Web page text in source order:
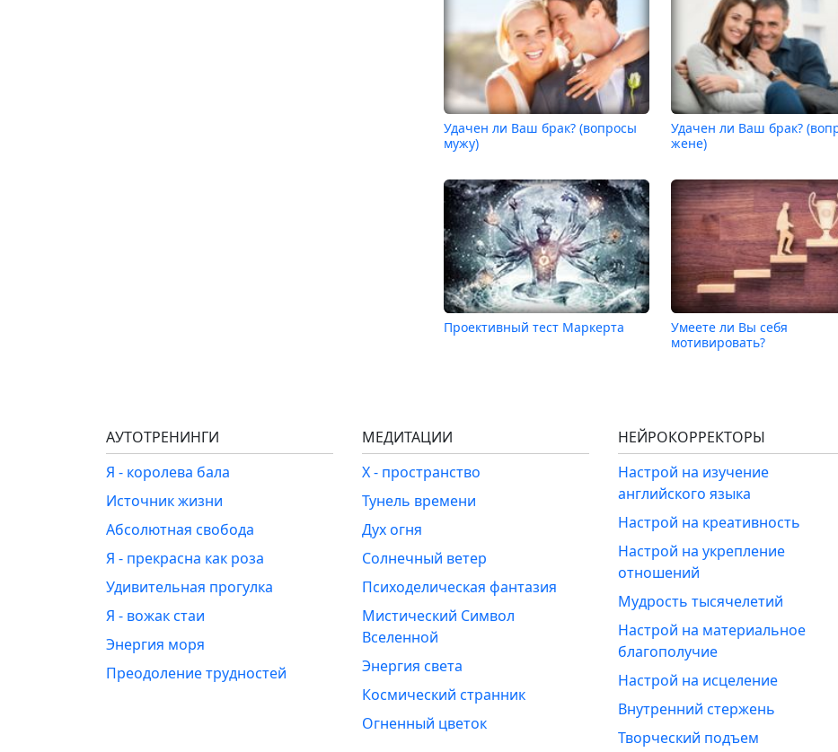
Удачен ли Ваш брак? (вопросы
мужу)
Удачен ли Ваш брак?
жене)
Проективный тест Маркерта
Умеете ли Вы себя
мотивировать?
АУТОТРЕНИНГИ
Я - королева бала
Источник жизни
Абсолютная свобода
Я - прекрасна как роза
Удивительная прогулка
Я - вожак стаи
Энергия моря
Преодоление трудностей
МЕДИТАЦИИ
Х - пространство
Тунель времени
Дух огня
Солнечный ветер
Психоделическая фантазия
Мистический Символ
Вселенной
Энергия света
Космический странник
Огненный цветок
НЕЙРОКОРРЕКТОРЫ
Настрой на изучение
английского языка
Настрой на креативность
Настрой на укрепление
отношений
Мудрость тысячелетий
Настрой на материальное
благополучие
Настрой на исцеление
Внутренний стержень
Творческий подъем